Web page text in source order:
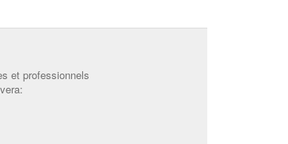
et professionnels